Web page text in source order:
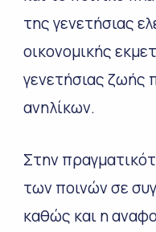
της γενετήσιας
οικονομικής
γενετήσιας ζωής
ανηλίκων.
Στην
των ποινών σε
καθώς και η